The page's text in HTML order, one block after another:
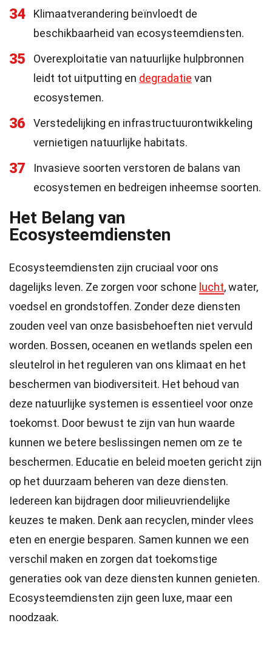
34
Klimaatverandering beïnvloedt de
beschikbaarheid van ecosysteemdiensten.
35
Overexploitatie van natuurlijke hulpbronnen
leidt tot uitputting en degradatie van
ecosystemen.
36
Verstedelijking en infrastructuurontwikkeling
vernietigen natuurlijke habitats.
37
Invasieve soorten verstoren de balans van
ecosystemen en bedreigen inheemse soorten.
Het Belang van
Ecosysteemdiensten
Ecosysteemdiensten zijn cruciaal voor ons
dagelijks leven. Ze zorgen voor schone lucht, water,
voedsel en grondstoffen. Zonder deze diensten
zouden veel van onze basisbehoeften niet vervuld
worden. Bossen, oceanen en wetlands spelen een
sleutelrol in het reguleren van ons klimaat en het
beschermen van biodiversiteit. Het behoud van
deze natuurlijke systemen is essentieel voor onze
toekomst. Door bewust te zijn van hun waarde
kunnen we betere beslissingen nemen om ze te
beschermen. Educatie en beleid moeten gericht zijn
op het duurzaam beheren van deze diensten.
Iedereen kan bijdragen door milieuvriendelijke
keuzes te maken. Denk aan recyclen, minder vlees
eten en energie besparen. Samen kunnen we een
verschil maken en zorgen dat toekomstige
generaties ook van deze diensten kunnen genieten.
Ecosysteemdiensten zijn geen luxe, maar een
noodzaak.